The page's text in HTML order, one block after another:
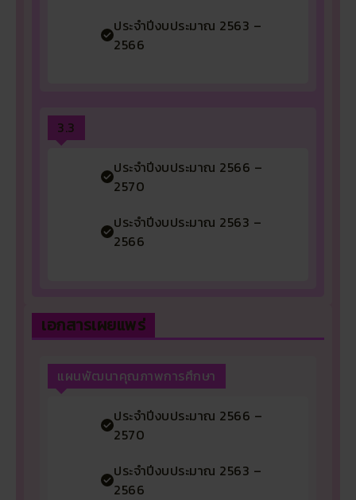
ประจำปีงบประมาณ 2563 –
2566
3.3
ประจำปีงบประมาณ 2566 –
2570
ประจำปีงบประมาณ 2563 –
2566
เอกสารเผยแพร่
แผนพัฒนาคุณภาพการศึกษา
ประจำปีงบประมาณ 2566 –
2570
ประจำปีงบประมาณ 2563 –
2566